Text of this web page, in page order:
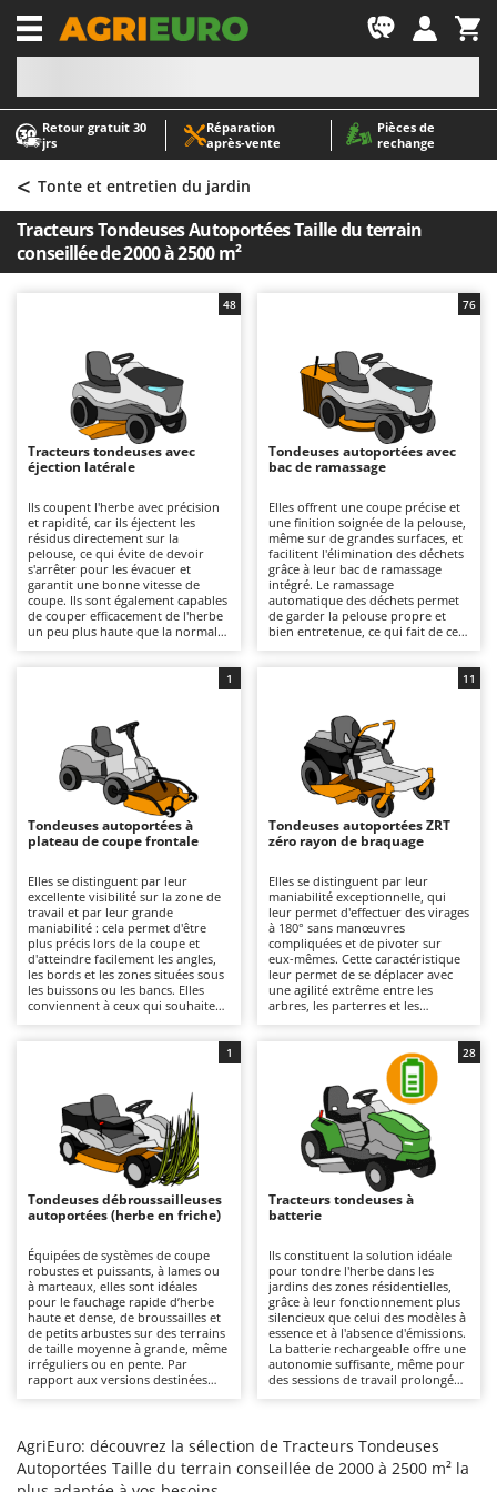
Retour gratuit 30
jrs
Réparation
après‑vente
Pièces de
rechange
-1
A
Abris de jardin
Accessoires pour tracteurs tondeuses autoportés
Aérateurs Scarificateurs pour gazon
Arracheuses de pommes de terre pour tracteur
Aspirateurs à cendres
Aspirateurs à feuilles sur roues
Aspirateurs de piscine
Aspirateurs Multifonctions
Atomiseurs agricoles pour tracteurs
Autolaveuses
Autres produits
B
Balayeuses
Bancs de scie pour le bois - Scies à bûches
Brosses pour sols extérieurs
Brouettes à moteur
Broyeurs à axe horizontal pour tracteur
Broyeurs de branches et végétaux
Butteurs pour tracteur
C
Chargeurs de batterie - Démarreurs
Charrues pour tracteur
Chaudrons électriques pour polenta
Cisailles à gazon à batterie
Climatiseurs
Compresseurs d'air électriques
Compresseurs pour la récolte des olives et la taille
Coupe-bordures - Trimmers
Couveuses à œufs
Cultivateurs Tiller à ressorts - Extirpateurs
D
Débroussailleuses
Découpeurs plasma
Déplaqueuses de gazon
A
AgriEuro Premium
AgriEuro TOP-LINE
AGT
AL-KO
ALA 2000
Alce
Alpina
Ambrogio Robot
Annovi Reverberi
ANTHBOT
Archman
Ariete
Artus
Attila
Ausonia
Awelco
B
Baesso
Bahco
Barbieri
Beper
Berkel
Bernardi
Bertolini Pumps
Besser Vacuum
Bestway
Beta tools
Bissell
Black & Decker
Blue Bird
Bomet
< Tonte et entretien du jardin
Tracteurs Tondeuses Autoportées Taille du terrain
conseillée de 2000 à 2500 m²
Tracteurs tondeuses avec
éjection latérale
Ils coupent l'herbe avec précision
et rapidité, car ils éjectent les
résidus directement sur la
pelouse, ce qui évite de devoir
s'arrêter pour les évacuer et
garantit une bonne vitesse de
coupe. Ils sont également capables
de couper efficacement de l'herbe
un peu plus haute que la normale,
48
Tondeuses autoportées avec
bac de ramassage
Elles offrent une coupe précise et
une finition soignée de la pelouse,
même sur de grandes surfaces, et
facilitent l'élimination des déchets
grâce à leur bac de ramassage
intégré. Le ramassage
automatique des déchets permet
de garder la pelouse propre et
bien entretenue, ce qui fait de ces
des performances optimales, il est
important de vider le bac lorsqu’il
est plein et de vérifier
régulièrement la propreté et
l’usure des lames.
76
Tondeuses autoportées à
plateau de coupe frontale
Elles se distinguent par leur
excellente visibilité sur la zone de
travail et par leur grande
maniabilité : cela permet d'être
plus précis lors de la coupe et
d'atteindre facilement les angles,
les bords et les zones situées sous
les buissons ou les bancs. Elles
conviennent à ceux qui souhaitent
les plus difficiles. Tous les modèles
sont équipés de série de la
fonction de mulching.
1
Tondeuses autoportées ZRT
zéro rayon de braquage
Elles se distinguent par leur
maniabilité exceptionnelle, qui
leur permet d'effectuer des virages
à 180° sans manœuvres
compliquées et de pivoter sur
eux-mêmes. Cette caractéristique
leur permet de se déplacer avec
une agilité extrême entre les
arbres, les parterres et les
finition précise et offre la
possibilité d'utiliser la fonction de
mulching. Il est recommandé de
vérifier régulièrement l'état des
lames et d'éliminer les éventuels
résidus d'herbe.
11
Tondeuses débroussailleuses
autoportées (herbe en friche)
Équipées de systèmes de coupe
robustes et puissants, à lames ou
à marteaux, elles sont idéales
pour le fauchage rapide d’herbe
haute et dense, de broussailles et
de petits arbustes sur des terrains
de taille moyenne à grande, même
irréguliers ou en pente. Par
rapport aux versions destinées
risque de colmatage du plateau de
coupe ou du système
d’évacuation. Il est important de
maintenir les lames propres et de
1
Tracteurs tondeuses à
batterie
Ils constituent la solution idéale
pour tondre l'herbe dans les
jardins des zones résidentielles,
grâce à leur fonctionnement plus
silencieux que celui des modèles à
essence et à l'absence d'émissions.
La batterie rechargeable offre une
autonomie suffisante, même pour
des sessions de travail prolongées.
minimal, qui se limite à la recharge
des batteries après chaque
utilisation afin d'en préserver
28
AgriEuro: découvrez la sélection de Tracteurs Tondeuses
Autoportées Taille du terrain conseillée de 2000 à 2500 m² la